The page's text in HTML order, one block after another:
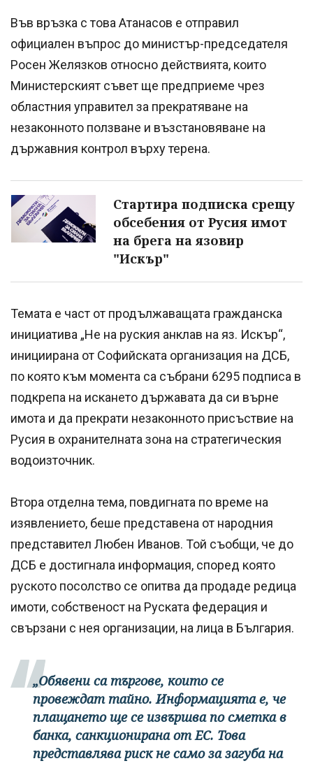
Във връзка с това Атанасов е отправил
официален въпрос до министър-председателя
Росен Желязков относно действията, които
Министерският съвет ще предприеме чрез
областния управител за прекратяване на
незаконното ползване и възстановяване на
държавния контрол върху терена.
Стартира подписка срещу
обсебения от Русия имот
на брега на язовир
"Искър"
Темата е част от продължаващата гражданска
инициатива „Не на руския анклав на яз. Искър“,
инициирана от Софийската организация на ДСБ,
по която към момента са събрани 6295 подписа в
подкрепа на искането държавата да си върне
имота и да прекрати незаконното присъствие на
Русия в охранителната зона на стратегическия
водоизточник.
Втора отделна тема, повдигната по време на
изявлението, беше представена от народния
представител Любен Иванов. Той съобщи, че до
ДСБ е достигнала информация, според която
руското посолство се опитва да продаде редица
имоти, собственост на Руската федерация и
свързани с нея организации, на лица в България.
„Обявени са търгове, които се
провеждат тайно. Информацията е, че
плащането ще се извършва по сметка в
банка, санкционирана от ЕС. Това
представлява риск не само за загуба на